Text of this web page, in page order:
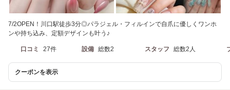
7/2OPEN！川口駅徒歩3分◎パラジェル・フィルインで自爪に優しくワンホ
ンや持ち込み、定額デザインも叶う♪
口コミ 27件 設備 総数2 スタッフ 総数2人
クーポンを表示